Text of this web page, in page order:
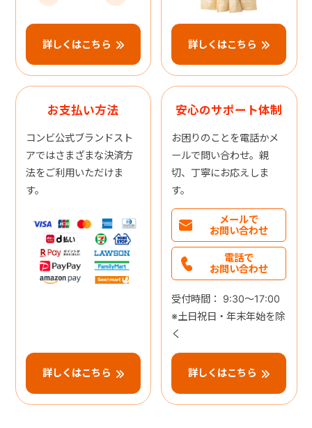
詳しくはこちら 詳しくはこちら
お支払い方法
コンビ公式ブランドスト
アではさまざまな決済方
法をご利用いただけま
す。
詳しくはこちら
安心のサポート体制
お困りのことを電話かメ
ールで問い合わせ。親
切、丁寧にお応えしま
す。
メールで
お問い合わせ
電話で
お問い合わせ
受付時間： 9:30～17:00
※土日祝日・年末年始を除
く
詳しくはこちら